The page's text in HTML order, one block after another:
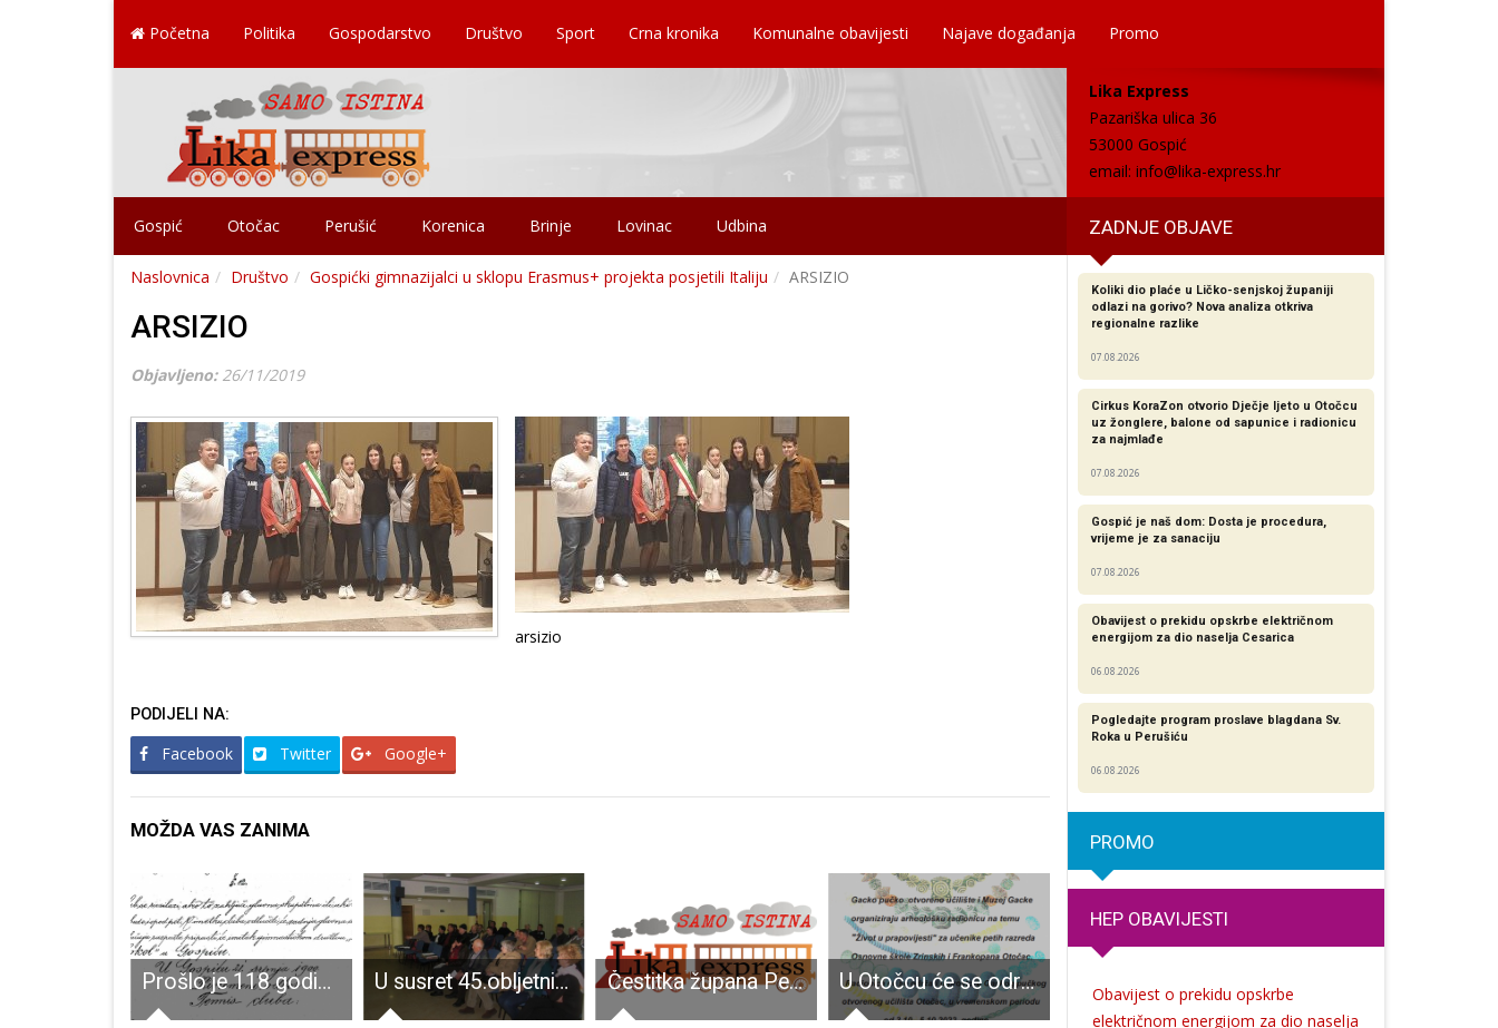
Početna Politika Gospodarstvo Društvo Sport Crna kronika Komunalne obavijesti Najave događanja Promo
Lika Express
Pazariška ulica 36
53000 Gospić
email: info@lika-express.hr
Gospić Otočac Perušić Korenica Brinje Lovinac Udbina ZADNJE OBJAVE
Naslovnica Društvo Gospićki gimnazijalci u sklopu Erasmus+ projekta posjetili Italiju ARSIZIO
ARSIZIO
Objavljeno: 26/11/2019
arsizio
PODIJELI NA:
Facebook Twitter Google+
MOŽDA VAS ZANIMA
Prošlo je 118 godina od donošenja Pravila tenis kluba u Gospiću!!! U susret 45.obljetnici PD Željezničar Čestitka župana Petryja povodom Dana Ličko-senjske županije U Otočcu će se održati trodnevna arheološka radionica “Život u prapovijesti” BRAVO: Gospićka tvrtka GS-gradnja gradit će reciklažno dvorište u Gospiću, projekt vrijedan skoro 4 milijuna kuna
Koliki dio plaće u Ličko-senjskoj županiji
odlazi na gorivo? Nova analiza otkriva
regionalne razlike​
07.08.2026
Cirkus KoraZon otvorio Dječje ljeto u Otočcu
uz žonglere, balone od sapunice i radionicu
za najmlađe
07.08.2026
Gospić je naš dom: Dosta je procedura,
vrijeme je za sanaciju
07.08.2026
Obavijest o prekidu opskrbe električnom
energijom za dio naselja Cesarica
06.08.2026
Pogledajte program proslave blagdana Sv.
Roka u Perušiću
06.08.2026
PROMO
HEP OBAVIJESTI
Obavijest o prekidu opskrbe
električnom energijom za dio naselja